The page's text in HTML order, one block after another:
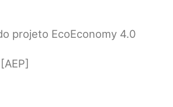
projeto EcoEconomy 4.0